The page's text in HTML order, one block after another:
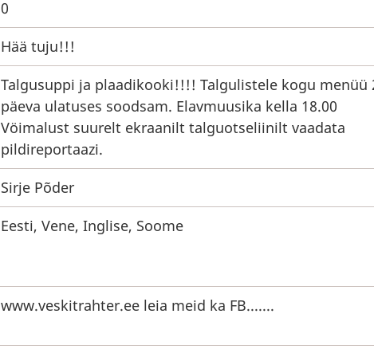
0
Hää tuju!!!
Talgusuppi ja plaadikooki!!!! Talgulistele kogu menüü
päeva ulatuses soodsam. Elavmuusika kella 18.00
Vöimalust suurelt ekraanilt talguotseliinilt vaadata
pildireportaazi.
Sirje Põder
Eesti, Vene, Inglise, Soome
www.veskitrahter.ee leia meid ka FB.......